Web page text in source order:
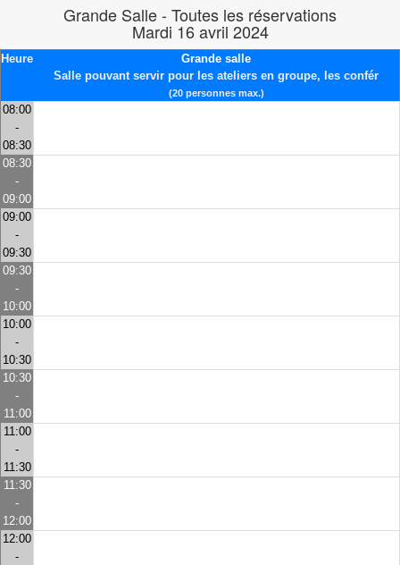
Grande Salle - Toutes les réservations
Mardi 16 avril 2024
Heure
Grande salle
Salle pouvant servir pour les ateliers en groupe, les confér
(20 personnes max.)
08:00
-
08:30
08:30
-
09:00
09:00
-
09:30
09:30
-
10:00
10:00
-
10:30
10:30
-
11:00
11:00
-
11:30
11:30
-
12:00
12:00
-